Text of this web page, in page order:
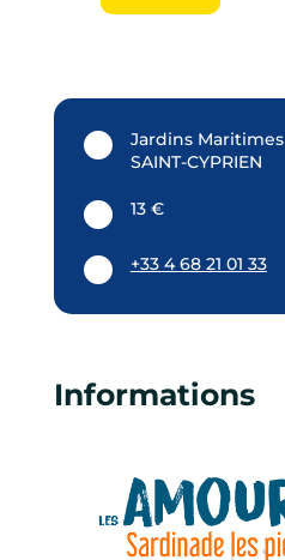
Jardins Maritimes
SAINT-CYPRIEN
13 €
+33 4 68 21 01 33
Informations